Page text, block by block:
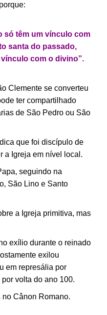
só têm um vínculo com
santa do passado,
com o divino”.
Clemente se converteu
ter compartilhado
de São Pedro ou São
que foi discípulo de
a Igreja em nível local.
seguindo na
São Lino e Santo
a Igreja primitiva, mas
exílio durante o reinado
exilou
em represália por
volta do ano 100.
Cânon Romano.